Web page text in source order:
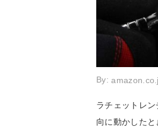
By:
ラチェットレ
向に動かした